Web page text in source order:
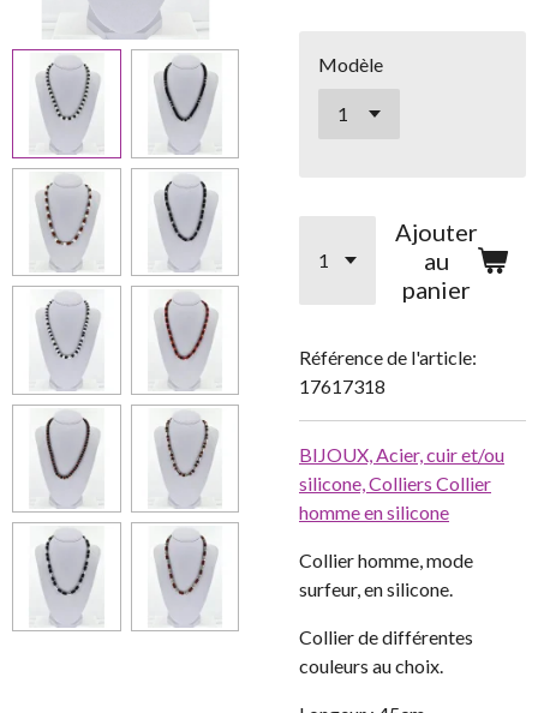
Modèle
Ajouter
au
panier
Référence de l'article:
17617318
BIJOUX,Acier, cuir et/ou
silicone,Colliers Collier
homme en silicone
Collier homme, mode
surfeur, en silicone.
Collier de différentes
couleurs au choix.